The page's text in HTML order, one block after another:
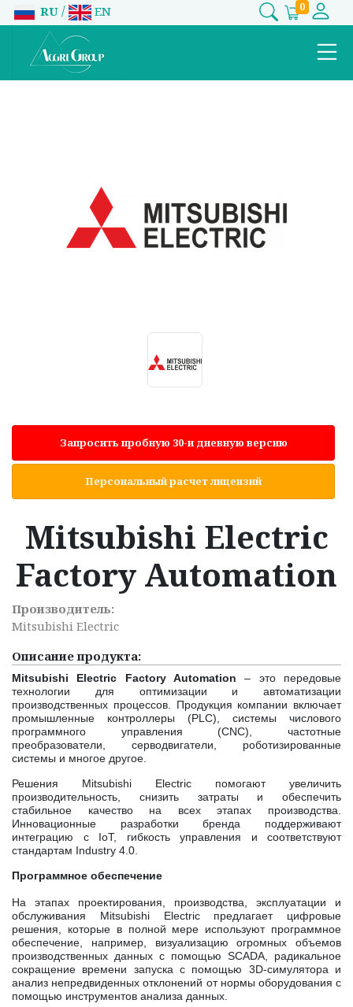
RU / EN 0
Запросить пробную 30-и дневную версию
Персональный расчет лицензий
Mitsubishi Electric
Factory Automation
Производитель:
Mitsubishi Electric
Описание продукта:
Mitsubishi Electric Factory Automation – это передовые
технологии для оптимизации и автоматизации
производственных процессов. Продукция компании включает
промышленные контроллеры (PLC), системы числового
программного управления (CNC), частотные
преобразователи, серводвигатели, роботизированные
системы и многое другое.
Решения Mitsubishi Electric помогают увеличить
производительность, снизить затраты и обеспечить
стабильное качество на всех этапах производства.
Инновационные разработки бренда поддерживают
интеграцию с IoT, гибкость управления и соответствуют
стандартам Industry 4.0.
Программное обеспечение
На этапах проектирования, производства, эксплуатации и
обслуживания Mitsubishi Electric предлагает цифровые
решения, которые в полной мере используют программное
обеспечение, например, визуализацию огромных объемов
производственных данных с помощью SCADA, радикальное
сокращение времени запуска с помощью 3D-симулятора и
анализ непредвиденных отклонений от нормы оборудования с
помощью инструментов анализа данных.